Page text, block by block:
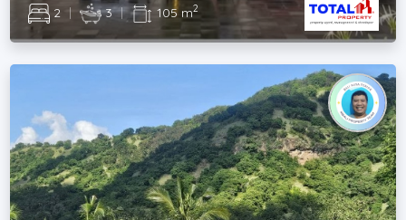
2 | 3 | 105 m2